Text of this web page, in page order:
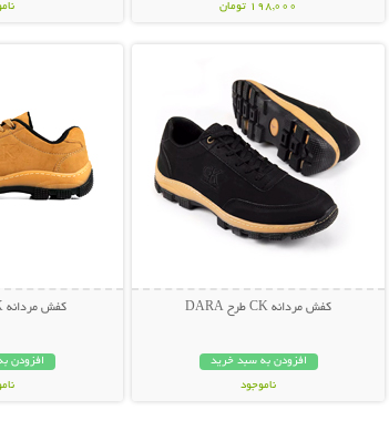
198,000 تومان
کفش مردانه CK طرح DARA
افزودن به سبد خرید
ناموجود
کفش مردانه CK طرح POLL
افزودن